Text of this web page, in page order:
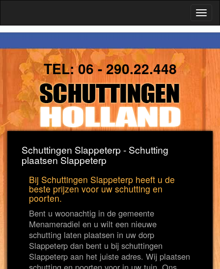
TEL:06 - 290.22.448
Schuttingen Slappeterp - Schutting
plaatsen Slappeterp
Bij Schuttingen Slappeterp heeft u de
beste prijzen voor uw schutting en
poorten.
Bent u woonachtig in de gemeente
Menameradiel en u wilt een nieuwe
schutting laten plaatsen in uw dorp
Slappeterp dan bent u bij schuttingen
Slappeterp aan het juiste adres. Wij plaatsen